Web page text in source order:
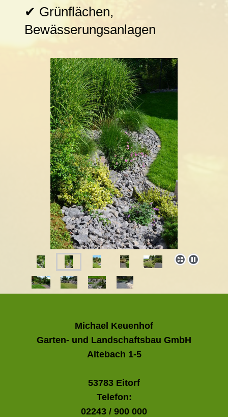
✔ Grünflächen,
Bewässerungsanlagen
Michael Keuenhof
Garten- und Landschaftsbau GmbH
Altebach 1-5
53783 Eitorf
Telefon:
02243 / 900 000